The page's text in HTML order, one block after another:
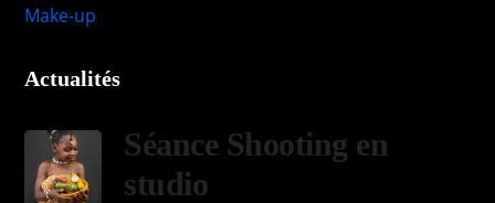
Make-up
Actualités
Séance Shooting en
studio